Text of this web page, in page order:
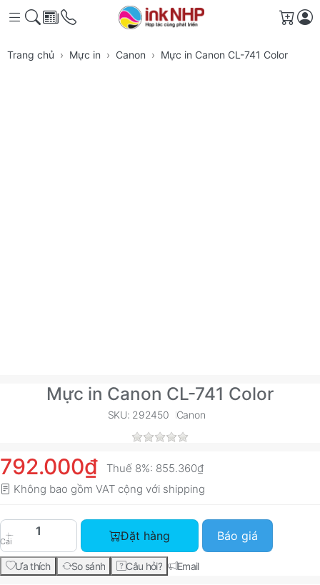
Giỏ
Trang chủ Mực in Canon Mực in Canon CL-741 Color
Mực in Canon CL-741 Color
SKU: 292450 Canon
792.000₫ Thuế 8%: 855.360₫
Không bao gồm VAT cộng với shipping
Cái
Mực in Canon CL-741 Color với giá 792.000₫,
Đặt hàng Báo giá
Ưa thích So sánh Câu hỏi? Email